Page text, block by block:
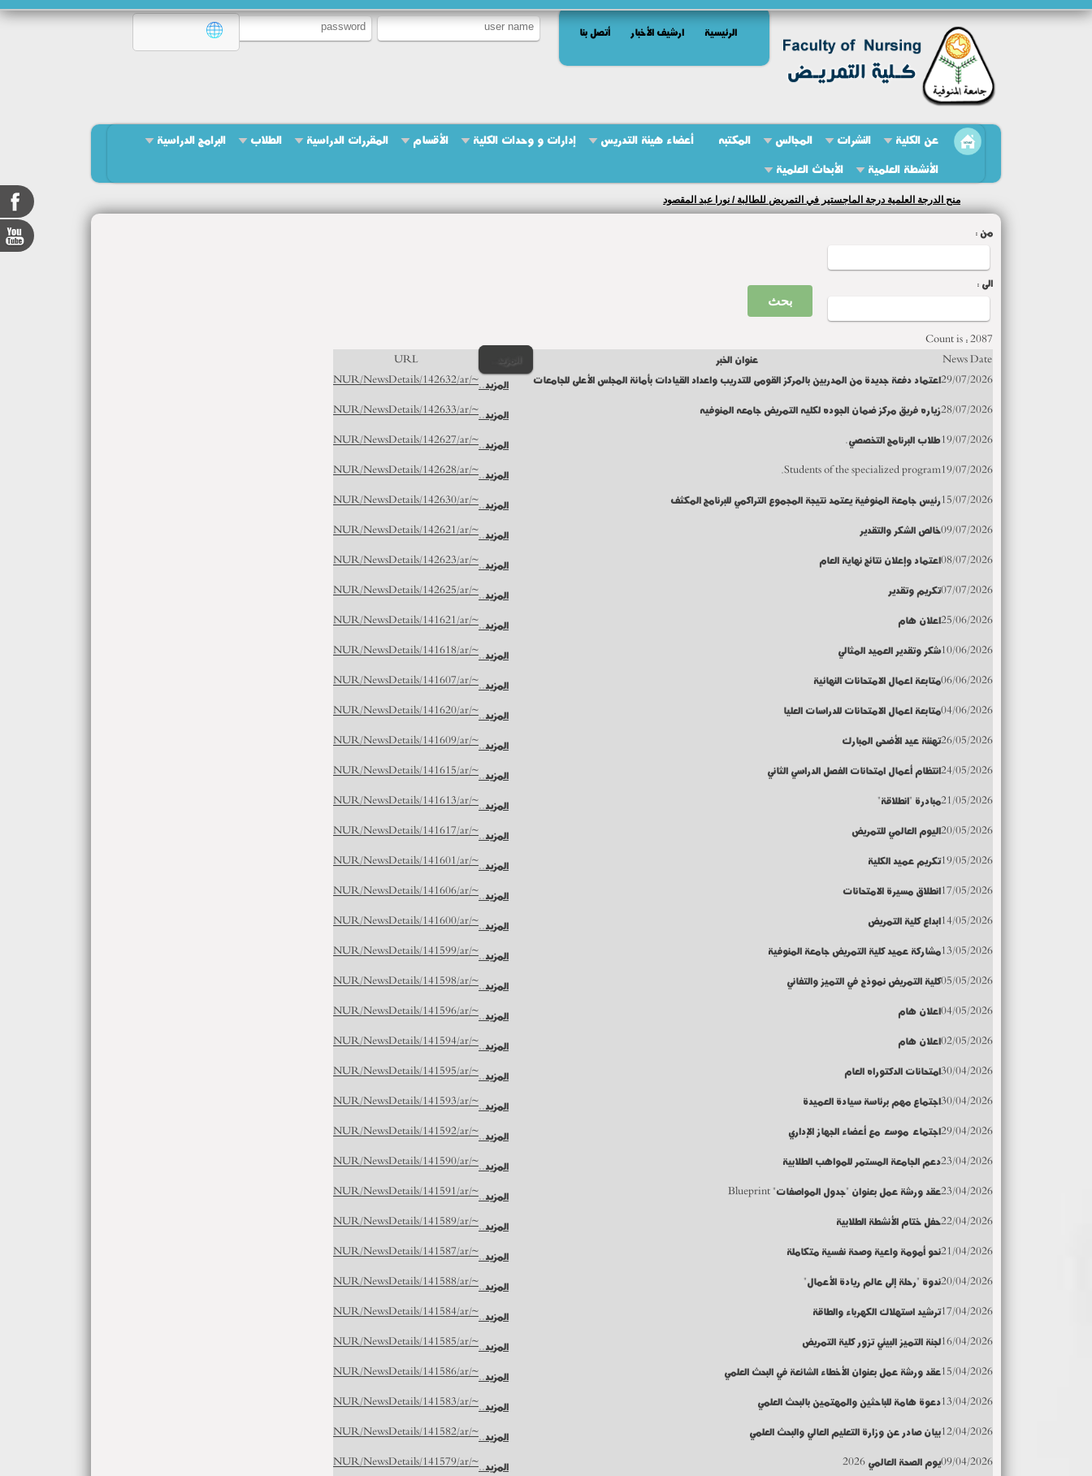
الرئيسية ارشيف الأخبار أتصل بنا
عن الكلية النشرات المجالس المكتبه أعضاء هيئة التدريس إدارات و وحدات الكلية الأقسام المقررات الدراسية الطلاب
البرامج الدراسية
الأنشطة العلمية
الأبحاث العلمية
منح الدرجة العلمية درجة الماجستير في التمريض للطالبة / نورا عبد المقصود
من :
الى :
Count is : 2087
News Date
عنوان الخبر المزيد..
URL
29/07/2026اعتماد دفعة جديدة من المدربين بالمركز القومى للتدريب واعداد القيادات بأمانة المجلس الأعلى للجامعات المزيد..~/NUR/NewsDetails/142632/ar
28/07/2026زياره فريق مركز ضمان الجوده لكليه التمريض جامعه المنوفيه المزيد..~/NUR/NewsDetails/142633/ar
19/07/2026طلاب البرنامج التخصصي. المزيد..~/NUR/NewsDetails/142627/ar
19/07/2026
Students of the specialized program. المزيد..~/NUR/NewsDetails/142628/ar
15/07/2026رئيس جامعة المنوفية يعتمد نتيجة المجموع التراكمي للبرنامج المكثف المزيد..~/NUR/NewsDetails/142630/ar
09/07/2026خالص الشكر والتقدير المزيد..~/NUR/NewsDetails/142621/ar
08/07/2026اعتماد وإعلان نتائج نهاية العام المزيد..~/NUR/NewsDetails/142623/ar
07/07/2026تكريم وتقدير المزيد..~/NUR/NewsDetails/142625/ar
25/06/2026اعلان هام المزيد..~/NUR/NewsDetails/141621/ar
10/06/2026شكر وتقدير العميد المثالي المزيد..~/NUR/NewsDetails/141618/ar
06/06/2026متابعة اعمال الامتحانات النهائية المزيد..~/NUR/NewsDetails/141607/ar
04/06/2026متابعة اعمال الامتحانات للدراسات العليا المزيد..~/NUR/NewsDetails/141620/ar
26/05/2026تهنئة عيد الأضحى المبارك المزيد..~/NUR/NewsDetails/141609/ar
24/05/2026انتظام أعمال امتحانات الفصل الدراسي الثاني المزيد..~/NUR/NewsDetails/141615/ar
21/05/2026مبادرة "انطلاقة" المزيد..~/NUR/NewsDetails/141613/ar
20/05/2026اليوم العالمي للتمريض المزيد..~/NUR/NewsDetails/141617/ar
19/05/2026تكريم عميد الكلية المزيد..~/NUR/NewsDetails/141601/ar
17/05/2026انطلاق مسيرة الامتحانات المزيد..~/NUR/NewsDetails/141606/ar
14/05/2026ابداع كلية التمريض المزيد..~/NUR/NewsDetails/141600/ar
13/05/2026مشاركة عميد كلية التمريض جامعة المنوفية المزيد..~/NUR/NewsDetails/141599/ar
05/05/2026كلية التمريض نموذج في التميز والتفاني المزيد..~/NUR/NewsDetails/141598/ar
04/05/2026اعلان هام المزيد..~/NUR/NewsDetails/141596/ar
02/05/2026اعلان هام المزيد..~/NUR/NewsDetails/141594/ar
30/04/2026امتحانات الدكتوراه العام المزيد..~/NUR/NewsDetails/141595/ar
30/04/2026اجتماع مهم برئاسة سيادة العميدة المزيد..~/NUR/NewsDetails/141593/ar
29/04/2026اجتماعاً موسعاً مع أعضاء الجهاز الإداري المزيد..~/NUR/NewsDetails/141592/ar
23/04/2026دعم الجامعة المستمر للمواهب الطلابية المزيد..~/NUR/NewsDetails/141590/ar
23/04/2026عقد ورشة عمل بعنوان "جدول المواصفات" Blueprint المزيد..~/NUR/NewsDetails/141591/ar
22/04/2026حفل ختام الأنشطة الطلابية المزيد..~/NUR/NewsDetails/141589/ar
21/04/2026نحو أمومة واعية وصحة نفسية متكاملة المزيد..~/NUR/NewsDetails/141587/ar
20/04/2026ندوة "رحلة إلى عالم ريادة الأعمال" المزيد..~/NUR/NewsDetails/141588/ar
17/04/2026ترشيد استهلاك الكهرباء والطاقة المزيد..~/NUR/NewsDetails/141584/ar
16/04/2026لجنة التميز البيئي تزور كلية التمريض المزيد..~/NUR/NewsDetails/141585/ar
15/04/2026عقد ورشة عمل بعنوان الأخطاء الشائعة في البحث العلمي المزيد..~/NUR/NewsDetails/141586/ar
13/04/2026دعوة هامة للباحثين والمهتمين بالبحث العلمي المزيد..~/NUR/NewsDetails/141583/ar
12/04/2026بيان صادر عن وزارة التعليم العالي والبحث العلمي المزيد..~/NUR/NewsDetails/141582/ar
09/04/2026يوم الصحة العالمي 2026 المزيد..~/NUR/NewsDetails/141579/ar